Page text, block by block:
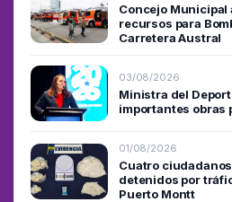
Concejo Municipal
recursos para
Carretera Austral
03/08/2026
Ministra del
importantes obras
01/08/2026
Cuatro
detenidos por
Puerto Montt